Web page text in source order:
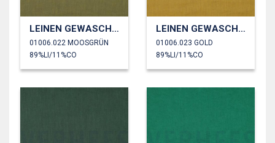
LEINEN GEWASCHEN 170 GM2
01006.022 MOOSGRÜN
89%LI/11%CO
LEINEN GEWASCHEN 170 GM2
01006.023 GOLD
89%LI/11%CO